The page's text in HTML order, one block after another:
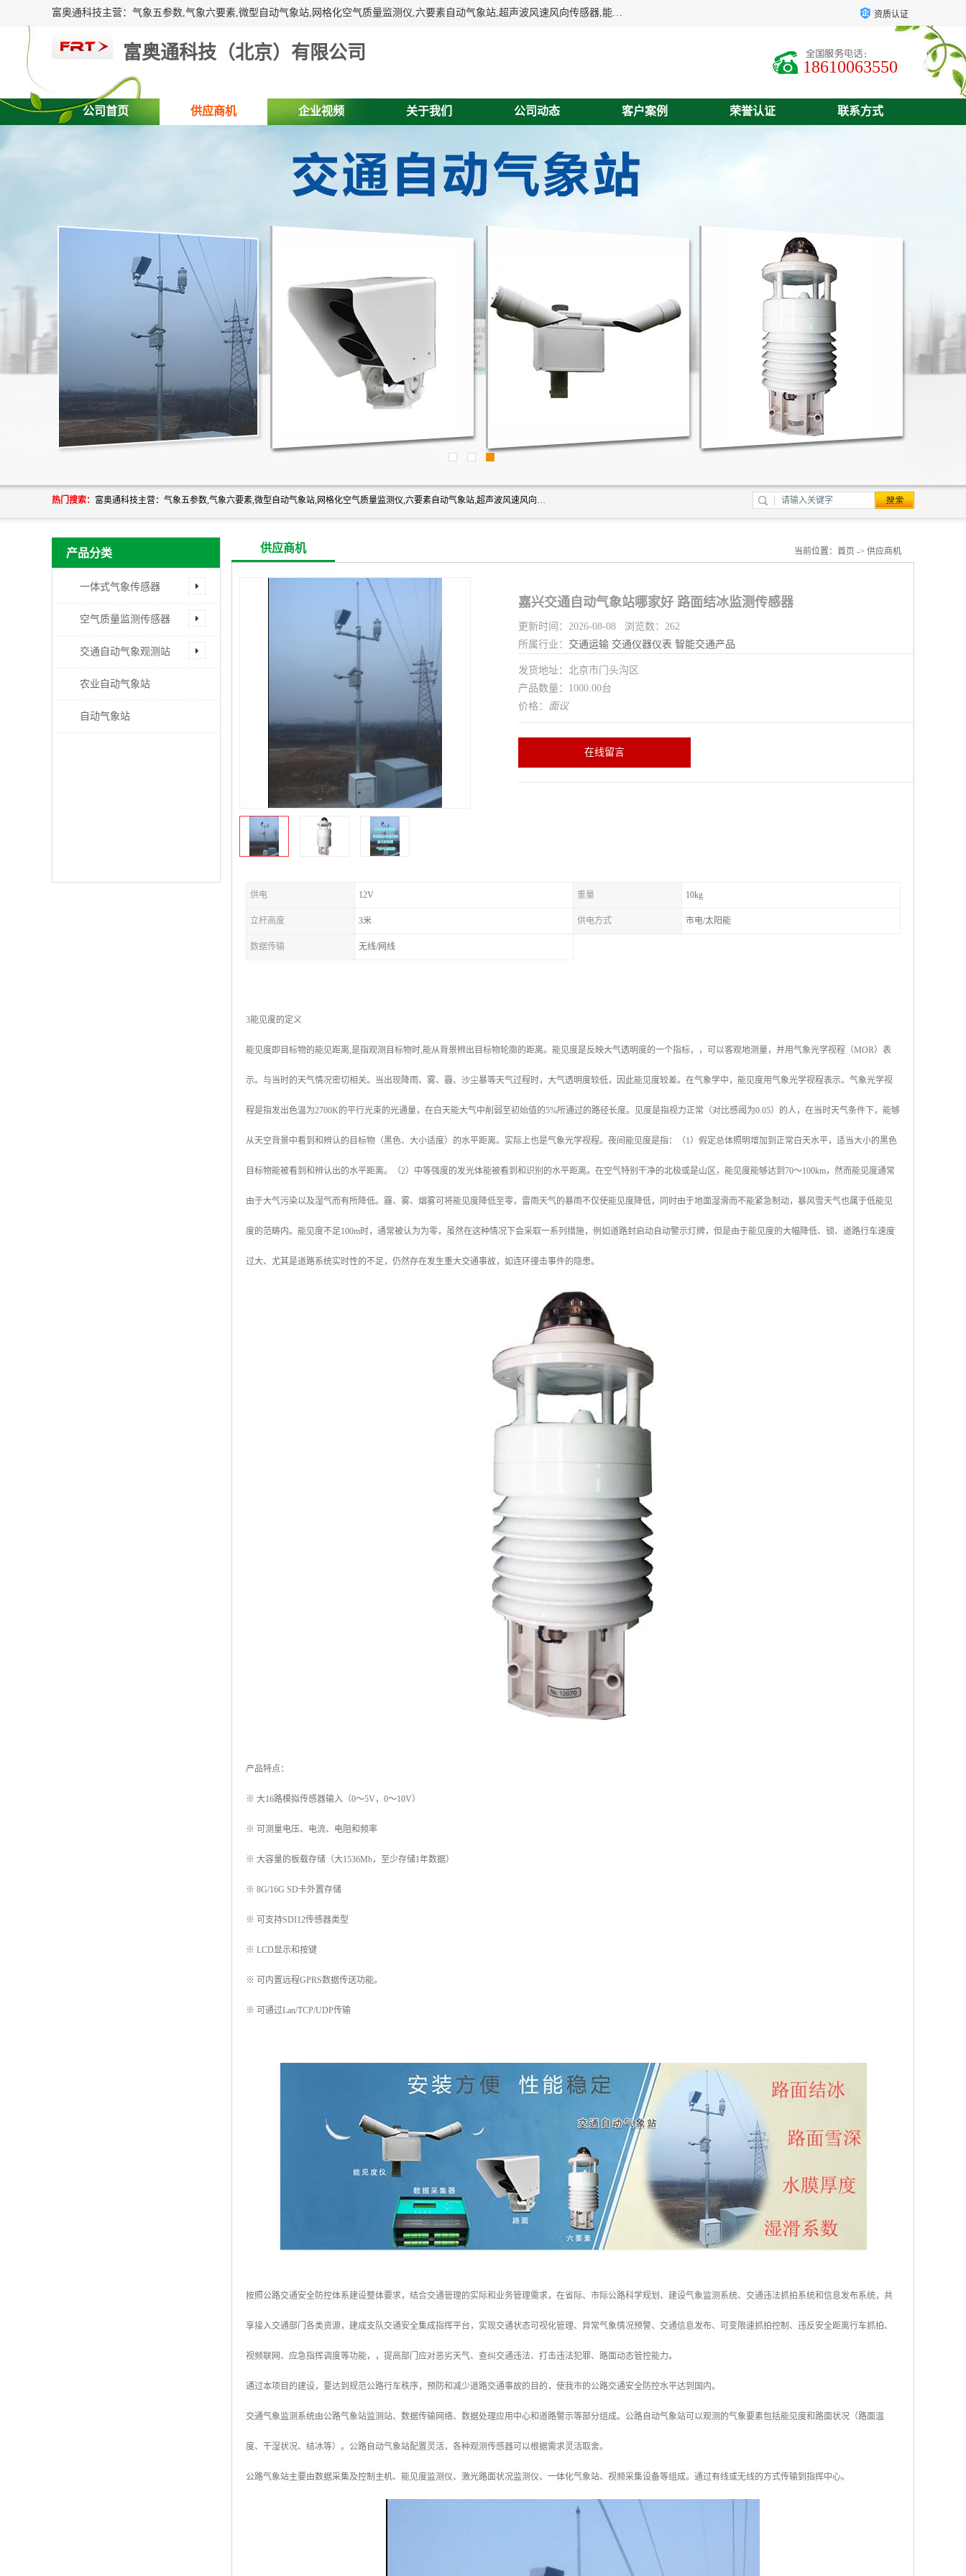
富奥通科技主营：气象五参数,气象六要素,微型自动气象站,网格化空气质量监测仪,六要素自动气象站,超声波风速风向传感器,能见度仪,大气微型站,交通自动气象站,高速路面结冰监测,路面状况传感器等。 资质认证
富奥通科技（北京）有限公司
18610063550
公司首页 供应商机 企业视频 关于我们 公司动态 客户案例 荣誉认证 联系方式
热门搜索： 富奥通科技主营：气象五参数,气象六要素,微型自动气象站,网格化空气质量监测仪,六要素自动气象站,超声波风速风向传感器,能见度仪,大气微型站,交通自动气象站,高速路面结冰监测,路面状况传感器等。
产品分类
一体式气象传感器
空气质量监测传感器
交通自动气象观测站
农业自动气象站
自动气象站
供应商机 当前位置： 首页 -> 供应商机
嘉兴交通自动气象站哪家好 路面结冰监测传感器
更新时间：2026-08-08 浏览数：262
所属行业： 交通运输 交通仪器仪表 智能交通产品
发货地址：北京市门头沟区
产品数量：1000.00台
价格： 面议
在线留言
供电 12V 重量 10kg
立杆高度 3米 供电方式 市电/太阳能
数据传输 无线/网线
3能见度的定义
能见度即目标物的能见距离,是指观测目标物时,能从背景辨出目标物轮廓的距离。能见度是反映大气透明度的一个指标，，可以客观地测量，并用气象光学视程（MOR）表
示。与当时的天气情况密切相关。当出现降雨、雾、霾、沙尘暴等天气过程时，大气透明度较低，因此能见度较差。在气象学中，能见度用气象光学视程表示。气象光学视
程是指发出色温为2700K的平行光束的光通量，在白天能大气中削弱至初始值的5%所通过的路径长度。见度是指视力正常（对比感阈为0.05）的人，在当时天气条件下，能够
从天空背景中看到和辨认的目标物（黑色、大小适度）的水平距离。实际上也是气象光学视程。夜间能见度是指：（1）假定总体照明增加到正常白天水平，适当大小的黑色
目标物能被看到和辨认出的水平距离。（2）中等强度的发光体能被看到和识别的水平距离。在空气特别干净的北极或是山区，能见度能够达到70～100km，然而能见度通常
由于大气污染以及湿气而有所降低。霾、雾、烟雾可将能见度降低至零，雷雨天气的暴雨不仅使能见度降低，同时由于地面湿滑而不能紧急制动，暴风雪天气也属于低能见
度的范畴内。能见度不足100m时，通常被认为为零，虽然在这种情况下会采取一系列措施，例如道路封启动自动警示灯牌，但是由于能见度的大幅降低、锁、道路行车速度
过大、尤其是道路系统实时性的不足，仍然存在发生重大交通事故，如连环撞击事件的隐患。
产品特点：
※ 大16路模拟传感器输入（0～5V，0～10V）
※ 可测量电压、电流、电阻和频率
※ 大容量的板载存储（大1536Mb，至少存储1年数据）
※ 8G/16G SD卡外置存储
※ 可支持SDI12传感器类型
※ LCD显示和按键
※ 可内置远程GPRS数据传送功能。
※ 可通过Lan/TCP/UDP传输
按照公路交通安全防控体系建设整体要求，结合交通管理的实际和业务管理需求，在省际、市际公路科学规划、建设气象监测系统、交通违法抓拍系统和信息发布系统，共
享接入交通部门各类资源，建成支队交通安全集成指挥平台，实现交通状态可视化管理、异常气象情况预警、交通信息发布、可变限速抓拍控制、违反安全距离行车抓拍、
视频联网、应急指挥调度等功能，，提高部门应对恶劣天气、查纠交通违法、打击违法犯罪、路面动态管控能力。
通过本项目的建设，要达到规范公路行车秩序，预防和减少道路交通事故的目的，使我市的公路交通安全防控水平达到国内。
交通气象监测系统由公路气象站监测站、数据传输网络、数据处理应用中心和道路警示等部分组成。公路自动气象站可以观测的气象要素包括能见度和路面状况（路面温
度、干湿状况、结冰等）。公路自动气象站配置灵活，各种观测传感器可以根据需求灵活取舍。
公路气象站主要由数据采集及控制主机、能见度监测仪、激光路面状况监测仪、一体化气象站、视频采集设备等组成。通过有线或无线的方式传输到指挥中心。